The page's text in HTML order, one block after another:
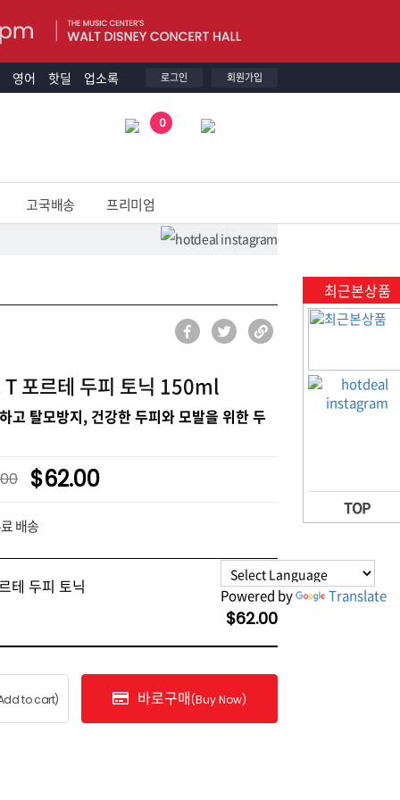
영어 핫딜 업소록 로그인 회원가입
Powered by Translate
0
고국배송
프리미엄
T 포르테 두피 토닉 150ml
고 탈모방지, 건강한 두피와 모발을 위한 두
$62.00
배송
테 두피 토닉
$62.00
to cart) 바로구매(Buy Now)
최근본상품
TOP